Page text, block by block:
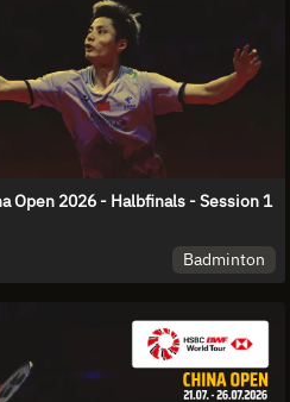
Open 2026 - Halbfinals - Session 1
Badminton